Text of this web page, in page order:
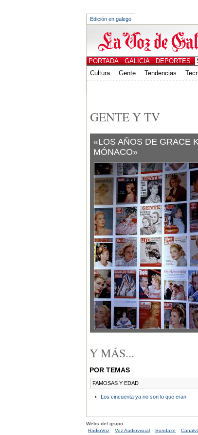
Edición en galego
PORTADA GALICIA DEPORTES
Cultura
Gente Tendencias
GENTE Y TV
«LOS AÑOS DE GRACE
MÓNACO»
Y MÁS...
POR TEMAS
FAMOSAS Y EDAD
Los cincuenta ya no son lo que eran
Webs del grupo
RadioVoz
Voz Audiovisual Sondaxe